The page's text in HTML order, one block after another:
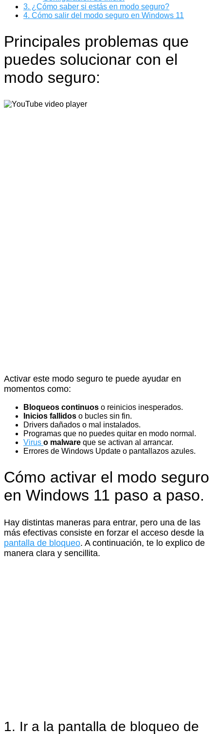
3. ¿Cómo saber si estás en modo seguro?
4. Cómo salir del modo seguro en Windows 11
Principales problemas que
puedes solucionar con el
modo seguro:
Activar este modo seguro te puede ayudar en
momentos como:
Bloqueos continuos o reinicios inesperados.
Inicios fallidos o bucles sin fin.
Drivers dañados o mal instalados.
Programas que no puedes quitar en modo normal.
Virus o malware que se activan al arrancar.
Errores de Windows Update o pantallazos azules.
Cómo activar el modo seguro
en Windows 11 paso a paso.
Hay distintas maneras para entrar, pero una de las
más efectivas consiste en forzar el acceso desde la
pantalla de bloqueo. A continuación, te lo explico de
manera clara y sencillita.
1. Ir a la pantalla de bloqueo de